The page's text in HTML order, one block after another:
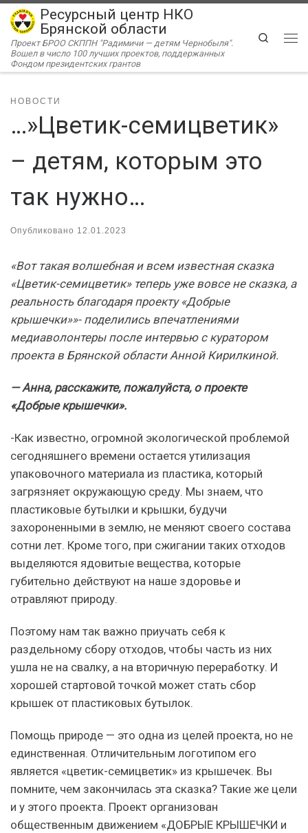
Перейти к содержимому
Ресурсный центр НКО
Брянской области
Проект БРОО СКППН "Радимичи — детям Чернобыля".
Вошел в число 100 лучших проектов, поддержанных
Фондом президентских грантов
Search
НОВОСТИ
…»Цветик-семицветик»
– детям, которым это
так нужно…
Опубликовано 12.01.2023
«Вот такая волшебная и всем известная сказка
«Цветик-семицветик» теперь уже вовсе не сказка, а
реальность благодаря проекту «Добрые
крышечки»»- поделились впечатлениями
медиаволонтеры после интервью с куратором
проекта в Брянской области Анной Кирилкиной.
— Анна, расскажите, пожалуйста, о проекте
«Добрые крышечки».
-Как известно, огромной экологической проблемой
сегодняшнего времени остается утилизация
упаковочного материала из пластика, который
загрязняет окружающую среду. Мы знаем, что
пластиковые бутылки и крышки, будучи
захороненными в землю, не меняют своего состава
сотни лет. Кроме того, при сжигании таких отходов
выделяются ядовитые вещества, которые
губительно действуют на наше здоровье и
отравляют природу.
Поэтому нам так важно приучать себя к
раздельному сбору отходов, чтобы часть из них
ушла не на свалку, а на вторичную переработку. И
хорошей стартовой точкой может стать сбор
крышек от пластиковых бутылок.
Помощь природе — это одна из целей проекта, но не
единственная. Отличительным логотипом его
является «цветик-семицветик» из крышечек. Вы
помните, чем закончилась эта сказка? Такие же цели
и у этого проекта. Проект организован
общественным движением «ДОБРЫЕ КРЫШЕЧКИ и